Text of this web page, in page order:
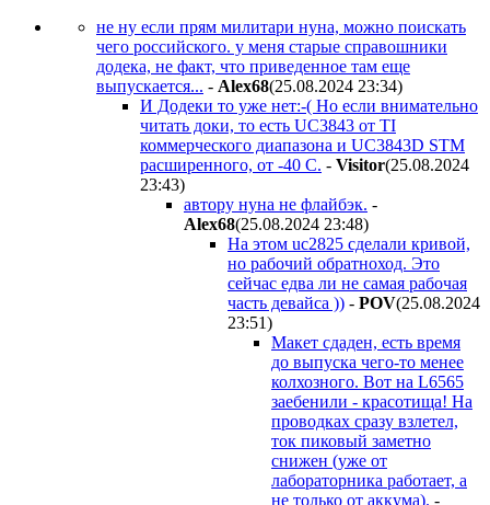
не ну если прям милитари нуна, можно поискать
чего российского. у меня старые справошники
додека, не факт, что приведенное там еще
выпускается... - Alex68(25.08.2024 23:34)
И Додеки то уже нет:-( Но если внимательно
читать доки, то есть UC3843 от TI
коммерческого диапазона и UC3843D STM
расширенного, от -40 С. - Visitor(25.08.2024
23:43)
автору нуна не флайбэк. -
Alex68(25.08.2024 23:48)
На этом uc2825 сделали кривой,
но рабочий обратноход. Это
сейчас едва ли не самая рабочая
часть девайса )) - POV(25.08.2024
23:51)
Макет сдаден, есть время
до выпуска чего-то менее
колхозного. Вот на L6565
заебенили - красотища! На
проводках сразу взлетел,
ток пиковый заметно
снижен (уже от
лабораторника работает, а
не только от аккума). -